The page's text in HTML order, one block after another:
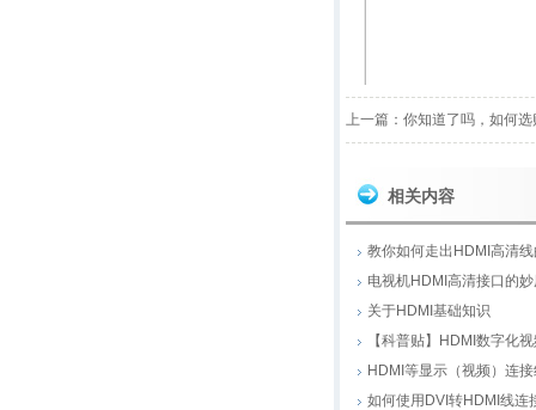
上一篇： 你知道了吗，如何
相关内容
教你如何走出HDMI高清
电视机HDMI高清接口的
关于HDMI基础知识
【科普贴】HDMI数字化
HDMI等显示（视频）连
如何使用DVI转HDMI线连